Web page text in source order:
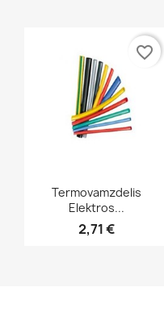
Greita peržiūra
Termovamzdelis
Elektros...
2,71 €
favorite_border